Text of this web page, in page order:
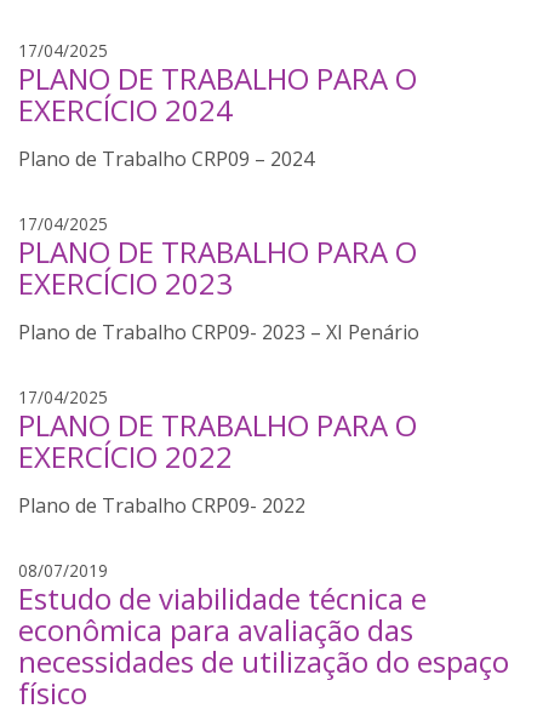
17/04/2025
m
a
n
d
PLANO DE TRABALHO PARA O
EXERCÍCIO 2024
Plano de Trabalho CRP09 – 2024
17/04/2025
m
a
n
d
PLANO DE TRABALHO PARA O
EXERCÍCIO 2023
Plano de Trabalho CRP09- 2023 – XI Penário
17/04/2025
m
a
n
d
PLANO DE TRABALHO PARA O
EXERCÍCIO 2022
Plano de Trabalho CRP09- 2022
08/07/2019
a
n
a
i
Estudo de viabilidade técnica e
econômica para avaliação das
necessidades de utilização do espaço
físico